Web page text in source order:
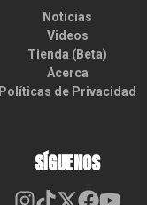
Noticias
Videos
Tienda (Beta)
Acerca
Políticas de Privacidad
SÍGUENOS